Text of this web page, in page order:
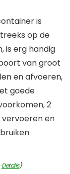
is
op de
is erg handig
van groot
en afvoeren,
goede
2
en
Details)